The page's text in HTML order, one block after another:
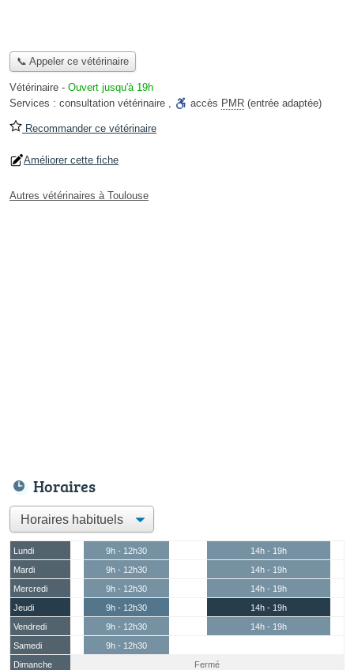
📞 Appeler ce vétérinaire
Vétérinaire - Ouvert jusqu'à 19h
Services : consultation vétérinaire , accès PMR (entrée adaptée)
Recommander ce vétérinaire
Améliorer cette fiche
Autres vétérinaires à Toulouse
Horaires
Lundi 9h - 12h30
14h - 19h
Mardi
9h - 12h30
14h - 19h
Mercredi
9h - 12h30
14h - 19h
Jeudi
9h - 12h30
14h - 19h
Vendredi
9h - 12h30
14h - 19h
Samedi
9h - 12h30
Dimanche
Fermé